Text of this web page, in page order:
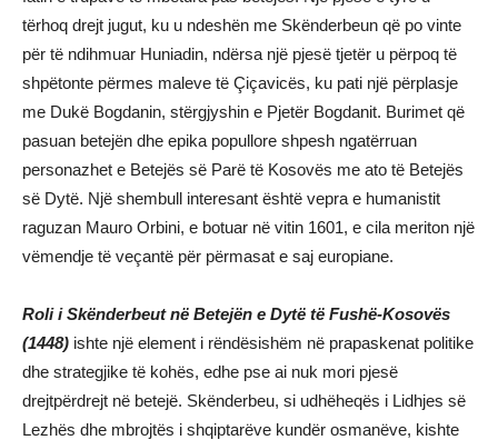
tërhoq drejt jugut, ku u ndeshën me Skënderbeun që po vinte
për të ndihmuar Huniadin, ndërsa një pjesë tjetër u përpoq të
shpëtonte përmes maleve të Çiçavicës, ku pati një përplasje
me Dukë Bogdanin, stërgjyshin e Pjetër Bogdanit. Burimet që
pasuan betejën dhe epika popullore shpesh ngatërruan
personazhet e Betejës së Parë të Kosovës me ato të Betejës
së Dytë. Një shembull interesant është vepra e humanistit
raguzan Mauro Orbini, e botuar në vitin 1601, e cila meriton një
vëmendje të veçantë për përmasat e saj europiane.
Roli i Skënderbeut në Betejën e Dytë të Fushë-Kosovës
(1448) ishte një element i rëndësishëm në prapaskenat politike
dhe strategjike të kohës, edhe pse ai nuk mori pjesë
drejtpërdrejt në betejë. Skënderbeu, si udhëheqës i Lidhjes së
Lezhës dhe mbrojtës i shqiptarëve kundër osmanëve, kishte